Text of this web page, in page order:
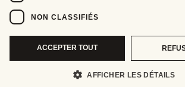
NON CLASSIFIÉS
ACCEPTER TOUT
AFFICHER LES DÉTAILS